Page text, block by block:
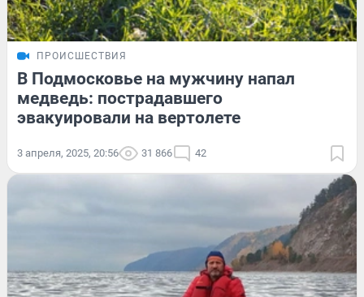
ПРОИСШЕСТВИЯ
В Подмосковье на мужчину напал
медведь: пострадавшего
эвакуировали на вертолете
3 апреля, 2025, 20:56 31 866 42